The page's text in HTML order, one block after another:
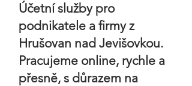
Účetní služby pro
podnikatele a firmy z
Hrušovan nad Jevišovkou.
Pracujeme online, rychle a
přesně, s důrazem na